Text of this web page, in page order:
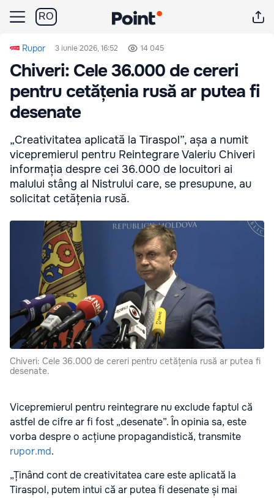
RO
Rupor 3 iunie 2026, 16:52 14 045
Chiveri: Cele 36.000 de cereri
pentru cetățenia rusă ar putea fi
desenate
„Creativitatea aplicată la Tiraspol”, așa a numit
vicepremierul pentru Reintegrare Valeriu Chiveri
informația despre cei 36.000 de locuitori ai
malului stâng al Nistrului care, se presupune, au
solicitat cetățenia rusă.
Chiveri: Cele 36.000 de cereri pentru cetățenia rusă ar putea fi
desenate.
Vicepremierul pentru reintegrare nu exclude faptul că
astfel de cifre ar fi fost „desenate”. În opinia sa, este
vorba despre o acțiune propagandistică, transmite
rupor.md.
„Ținând cont de creativitatea care este aplicată la
Tiraspol, putem intui că ar putea fi desenate și mai